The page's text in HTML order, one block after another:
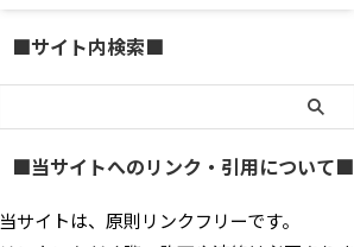
■サイト内検索■
■当サイトへのリンク・引用について■
当サイトは、原則リンクフリーです。